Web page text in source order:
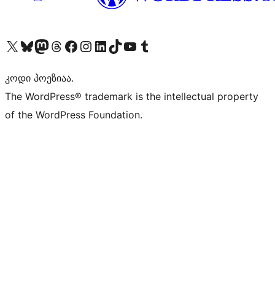
Visit our X (formerly Twitter) account
Visit our Bluesky account
Visit our Mastodon account
Visit our Threads account
Visit our Facebook page
Visit our Instagram account
Visit our LinkedIn account
Visit our TikTok account
Visit our YouTube channel
Visit our Tumblr account
კოდი პოეზიაა.
The WordPress® trademark is the intellectual property
of the WordPress Foundation.